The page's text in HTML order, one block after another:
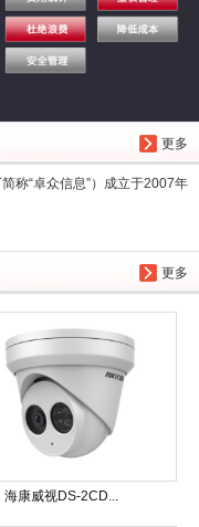
更多
称“卓众信息”）成立于2007年
更多
海康威视DS-2CD...